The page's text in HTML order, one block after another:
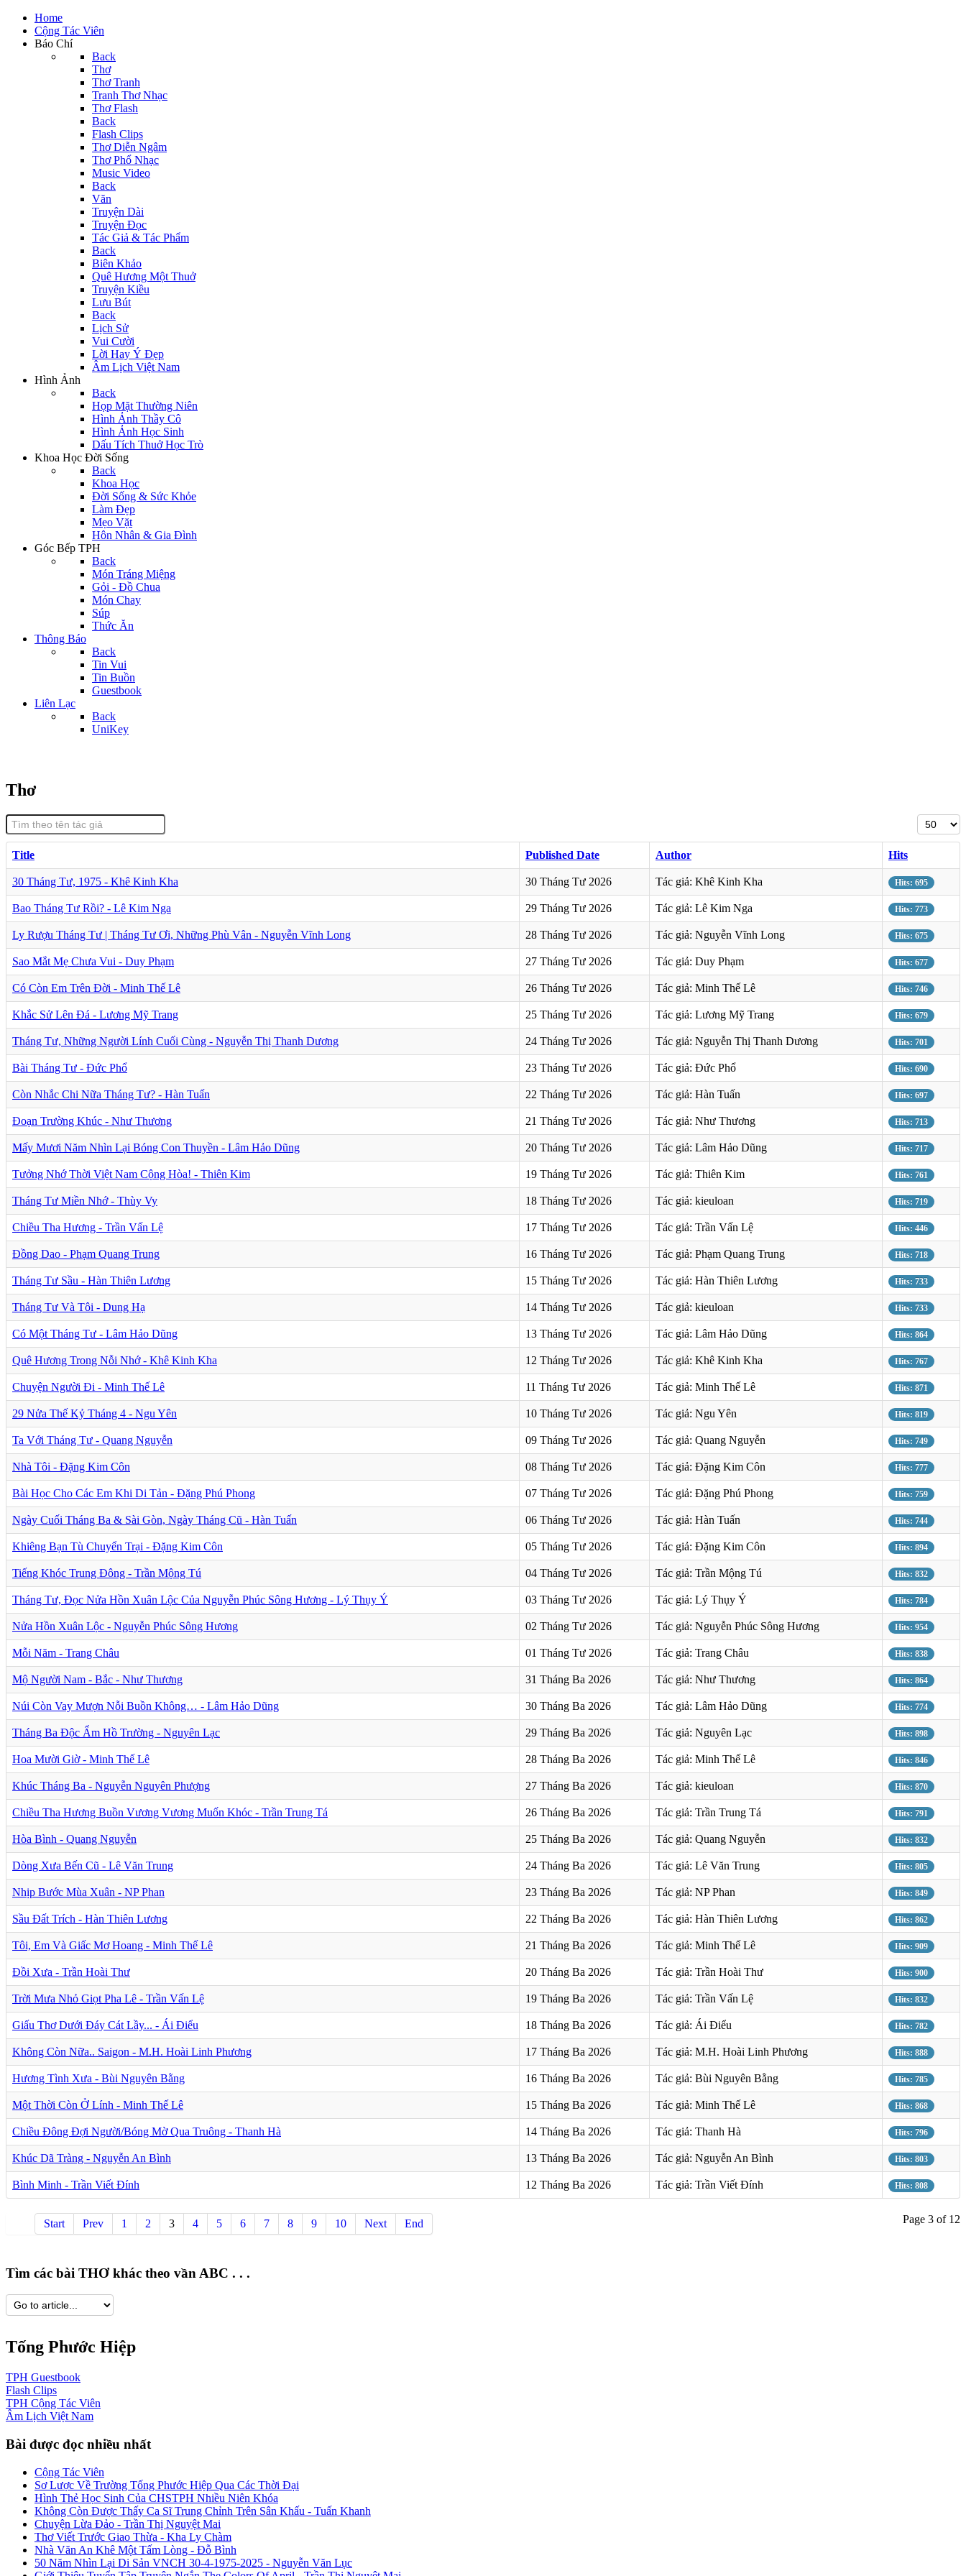
Home
Cộng Tác Viên
Báo Chí
Back
Thơ
Thơ Tranh
Tranh Thơ Nhạc
Thơ Flash
Back
Flash Clips
Thơ Diễn Ngâm
Thơ Phổ Nhạc
Music Video
Back
Văn
Truyện Dài
Truyện Đọc
Tác Giả & Tác Phẩm
Back
Biên Khảo
Quê Hương Một Thuở
Truyện Kiều
Lưu Bút
Back
Lịch Sử
Vui Cười
Lời Hay Ý Đẹp
Âm Lịch Việt Nam
Hình Ảnh
Back
Họp Mặt Thường Niên
Hình Ảnh Thầy Cô
Hình Ảnh Học Sinh
Dấu Tích Thuở Học Trò
Khoa Học Đời Sống
Back
Khoa Học
Đời Sống & Sức Khỏe
Làm Đẹp
Mẹo Vặt
Hôn Nhân & Gia Đình
Góc Bếp TPH
Back
Món Tráng Miệng
Gỏi - Đồ Chua
Món Chay
Súp
Thức Ăn
Thông Báo
Back
Tin Vui
Tin Buồn
Guestbook
Liên Lạc
Back
UniKey
Thơ
Title Published Date Author Hits
30 Tháng Tư, 1975 - Khê Kinh Kha 30 Tháng Tư 2026 Tác giả: Khê Kinh Kha Hits: 695
Bao Tháng Tư Rồi? - Lê Kim Nga 29 Tháng Tư 2026 Tác giả: Lê Kim Nga Hits: 773
Ly Rượu Tháng Tư | Tháng Tư Ơi, Những Phù Vân - Nguyễn Vĩnh Long 28 Tháng Tư 2026 Tác giả: Nguyễn Vĩnh Long Hits: 675
Sao Mắt Mẹ Chưa Vui - Duy Phạm 27 Tháng Tư 2026 Tác giả: Duy Phạm Hits: 677
Có Còn Em Trên Đời - Minh Thế Lê 26 Tháng Tư 2026 Tác giả: Minh Thế Lê Hits: 746
Khắc Sử Lên Đá - Lương Mỹ Trang 25 Tháng Tư 2026 Tác giả: Lương Mỹ Trang Hits: 679
Tháng Tư, Những Người Lính Cuối Cùng - Nguyễn Thị Thanh Dương 24 Tháng Tư 2026 Tác giả: Nguyễn Thị Thanh Dương Hits: 701
Bài Tháng Tư - Đức Phổ 23 Tháng Tư 2026 Tác giả: Đức Phổ Hits: 690
Còn Nhắc Chi Nữa Tháng Tư? - Hàn Tuấn 22 Tháng Tư 2026 Tác giả: Hàn Tuấn Hits: 697
Đoạn Trường Khúc - Như Thương 21 Tháng Tư 2026 Tác giả: Như Thương Hits: 713
Mấy Mươi Năm Nhìn Lại Bóng Con Thuyền - Lâm Hảo Dũng 20 Tháng Tư 2026 Tác giả: Lâm Hảo Dũng Hits: 717
Tưởng Nhớ Thời Việt Nam Cộng Hòa! - Thiên Kim 19 Tháng Tư 2026 Tác giả: Thiên Kim Hits: 761
Tháng Tư Miền Nhớ - Thùy Vy 18 Tháng Tư 2026 Tác giả: kieuloan Hits: 719
Chiều Tha Hương - Trần Vấn Lệ 17 Tháng Tư 2026 Tác giả: Trần Vấn Lệ Hits: 446
Đồng Dao - Phạm Quang Trung 16 Tháng Tư 2026 Tác giả: Phạm Quang Trung Hits: 718
Tháng Tư Sầu - Hàn Thiên Lương 15 Tháng Tư 2026 Tác giả: Hàn Thiên Lương Hits: 733
Tháng Tư Và Tôi - Dung Hạ 14 Tháng Tư 2026 Tác giả: kieuloan Hits: 733
Có Một Tháng Tư - Lâm Hảo Dũng 13 Tháng Tư 2026 Tác giả: Lâm Hảo Dũng Hits: 864
Quê Hương Trong Nỗi Nhớ - Khê Kinh Kha 12 Tháng Tư 2026 Tác giả: Khê Kinh Kha Hits: 767
Chuyện Người Đi - Minh Thế Lê 11 Tháng Tư 2026 Tác giả: Minh Thế Lê Hits: 871
29 Nửa Thế Kỷ Tháng 4 - Ngu Yên 10 Tháng Tư 2026 Tác giả: Ngu Yên Hits: 819
Ta Với Tháng Tư - Quang Nguyễn 09 Tháng Tư 2026 Tác giả: Quang Nguyễn Hits: 749
Nhà Tôi - Đặng Kim Côn 08 Tháng Tư 2026 Tác giả: Đặng Kim Côn Hits: 777
Bài Học Cho Các Em Khi Di Tản - Đặng Phú Phong 07 Tháng Tư 2026 Tác giả: Đặng Phú Phong Hits: 759
Ngày Cuối Tháng Ba & Sài Gòn, Ngày Tháng Cũ - Hàn Tuấn 06 Tháng Tư 2026 Tác giả: Hàn Tuấn Hits: 744
Khiêng Bạn Tù Chuyển Trại - Đặng Kim Côn 05 Tháng Tư 2026 Tác giả: Đặng Kim Côn Hits: 894
Tiếng Khóc Trung Đông - Trần Mộng Tú 04 Tháng Tư 2026 Tác giả: Trần Mộng Tú Hits: 832
Tháng Tư, Đọc Nửa Hồn Xuân Lộc Của Nguyễn Phúc Sông Hương - Lý Thụy Ý 03 Tháng Tư 2026 Tác giả: Lý Thụy Ý Hits: 784
Nửa Hồn Xuân Lộc - Nguyễn Phúc Sông Hương 02 Tháng Tư 2026 Tác giả: Nguyễn Phúc Sông Hương Hits: 954
Mỗi Năm - Trang Châu 01 Tháng Tư 2026 Tác giả: Trang Châu Hits: 838
Mộ Người Nam - Bắc - Như Thương 31 Tháng Ba 2026 Tác giả: Như Thương Hits: 864
Núi Còn Vay Mượn Nỗi Buồn Không… - Lâm Hảo Dũng 30 Tháng Ba 2026 Tác giả: Lâm Hảo Dũng Hits: 774
Tháng Ba Độc Ẩm Hồ Trường - Nguyên Lạc 29 Tháng Ba 2026 Tác giả: Nguyên Lạc Hits: 898
Hoa Mười Giờ - Minh Thế Lê 28 Tháng Ba 2026 Tác giả: Minh Thế Lê Hits: 846
Khúc Tháng Ba - Nguyễn Nguyên Phượng 27 Tháng Ba 2026 Tác giả: kieuloan Hits: 870
Chiều Tha Hương Buồn Vương Vương Muốn Khóc - Trần Trung Tá 26 Tháng Ba 2026 Tác giả: Trần Trung Tá Hits: 791
Hòa Bình - Quang Nguyễn 25 Tháng Ba 2026 Tác giả: Quang Nguyễn Hits: 832
Dòng Xưa Bến Cũ - Lê Văn Trung 24 Tháng Ba 2026 Tác giả: Lê Văn Trung Hits: 805
Nhịp Bước Mùa Xuân - NP Phan 23 Tháng Ba 2026 Tác giả: NP Phan Hits: 849
Sầu Đất Trích - Hàn Thiên Lương 22 Tháng Ba 2026 Tác giả: Hàn Thiên Lương Hits: 862
Tôi, Em Và Giấc Mơ Hoang - Minh Thế Lê 21 Tháng Ba 2026 Tác giả: Minh Thế Lê Hits: 909
Đồi Xưa - Trần Hoài Thư 20 Tháng Ba 2026 Tác giả: Trần Hoài Thư Hits: 900
Trời Mưa Nhỏ Giọt Pha Lê - Trần Vấn Lệ 19 Tháng Ba 2026 Tác giả: Trần Vấn Lệ Hits: 832
Giấu Thơ Dưới Đáy Cát Lầy... - Ái Điểu 18 Tháng Ba 2026 Tác giả: Ái Điểu Hits: 782
Không Còn Nữa.. Saigon - M.H. Hoài Linh Phương 17 Tháng Ba 2026 Tác giả: M.H. Hoài Linh Phương Hits: 888
Hương Tình Xưa - Bùi Nguyên Bằng 16 Tháng Ba 2026 Tác giả: Bùi Nguyên Bằng Hits: 785
Một Thời Còn Ở Lính - Minh Thế Lê 15 Tháng Ba 2026 Tác giả: Minh Thế Lê Hits: 868
Chiều Đông Đợi Người/Bóng Mờ Qua Truông - Thanh Hà 14 Tháng Ba 2026 Tác giả: Thanh Hà Hits: 796
Khúc Dã Tràng - Nguyễn An Bình 13 Tháng Ba 2026 Tác giả: Nguyễn An Bình Hits: 803
Bình Minh - Trần Viết Đính 12 Tháng Ba 2026 Tác giả: Trần Viết Đính Hits: 808
Page 3 of 12
Start Prev 1 2 3 4 5 6 7 8 9 10 Next End
Tìm các bài THƠ khác theo vần ABC . . .
Tống Phước Hiệp
TPH Guestbook
Flash Clips
TPH Cộng Tác Viên
Âm Lịch Việt Nam
Bài được đọc nhiều nhất
Cộng Tác Viên
Sơ Lược Về Trường Tống Phước Hiệp Qua Các Thời Đại
Hình Thẻ Học Sinh Của CHSTPH Nhiều Niên Khóa
Không Còn Được Thấy Ca Sĩ Trung Chỉnh Trên Sân Khấu - Tuấn Khanh
Chuyện Lừa Đảo - Trần Thị Nguyệt Mai
Thơ Viết Trước Giao Thừa - Kha Ly Chàm
Nhà Văn An Khê Một Tấm Lòng - Đỗ Bình
50 Năm Nhìn Lại Di Sản VNCH 30-4-1975-2025 - Nguyễn Văn Lục